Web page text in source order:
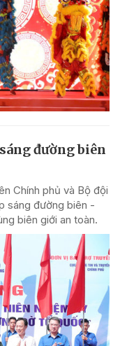
đường biên
Chính phủ và Bộ đội
sáng đường biên -
biên giới an toàn.